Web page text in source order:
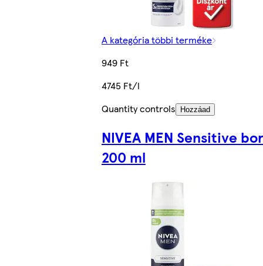
A kategória többi terméke
949 Ft
4745 Ft/l
Quantity controls
Hozzáad
NIVEA MEN Sensitive
200 ml